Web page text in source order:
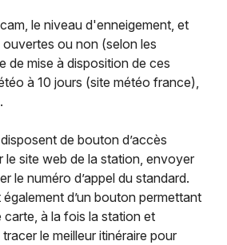
le niveau d'enneigement, et
ouvertes ou non (selon les
de mise à disposition de ces
à 10 jours (site météo france),
de bouton d’accès
le site web de la station, envoyer
le numéro d’appel du standard.
d’un bouton permettant
carte, à la fois la station et
le meilleur itinéraire pour